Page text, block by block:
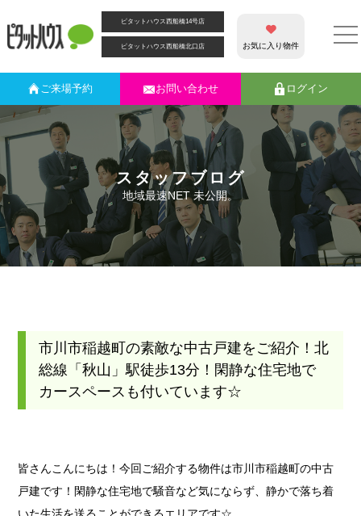
ピタットハウス西船橋14号店
ピタットハウス西船橋北口店 お気に入り物件
ご来場予約 お問い合わせ ログイン
スタッフブログ
地域最速NET 未公開。
市川市稲越町の素敵な中古戸建をご紹介！北
総線「秋山」駅徒歩13分！閑静な住宅地で
カースペースも付いています☆
皆さんこんにちは！今回ご紹介する物件は市川市稲越町の中古
戸建です！閑静な住宅地で騒音など気にならず、静かで落ち着